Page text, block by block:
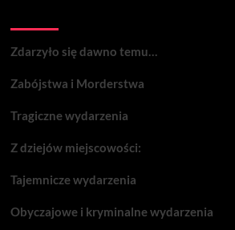
Zdarzyło się dawno temu…
Zabójstwa i Morderstwa
Tragiczne wydarzenia
Z dziejów miejscowości:
Tajemnicze wydarzenia
Obyczajowe i kryminalne wydarzenia